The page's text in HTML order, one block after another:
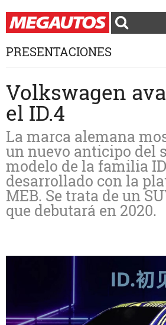
PRESENTACIONES
Volkswagen
el ID.4
La marca alemana
un nuevo anticipo del
modelo de la familia
desarrollado con la
MEB. Se trata de un
que debutará en 2020.